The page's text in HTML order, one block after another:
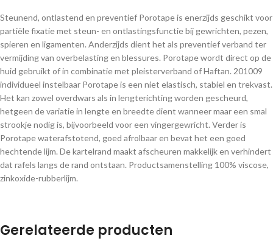
Steunend, ontlastend en preventief Porotape is enerzijds geschikt voor
partiële fixatie met steun- en ontlastingsfunctie bij gewrichten, pezen,
spieren en ligamenten. Anderzijds dient het als preventief verband ter
vermijding van overbelasting en blessures. Porotape wordt direct op de
huid gebruikt of in combinatie met pleisterverband of Haftan. 201009
individueel instelbaar Porotape is een niet elastisch, stabiel en trekvast.
Het kan zowel overdwars als in lengterichting worden gescheurd,
hetgeen de variatie in lengte en breedte dient wanneer maar een smal
strookje nodig is, bijvoorbeeld voor een vingergewricht. Verder is
Porotape waterafstotend, goed afrolbaar en bevat het een goed
hechtende lijm. De kartelrand maakt afscheuren makkelijk en verhindert
dat rafels langs de rand ontstaan. Productsamenstelling 100% viscose,
zinkoxide-rubberlijm.
Gerelateerde producten